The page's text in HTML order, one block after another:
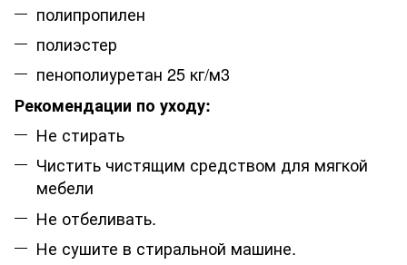
полипропилен
полиэстер
пенополиуретан 25 кг/м3
Рекомендации по уходу:
Не стирать
Чистить чистящим средством для мягкой
мебели
Не отбеливать.
Не сушите в стиральной машине.